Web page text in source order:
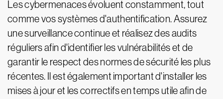
Les cybermenaces évoluent constamment, tout
comme vos systèmes d'authentification. Assurez
une surveillance continue et réalisez des audits
réguliers afin d'identifier les vulnérabilités et de
garantir le respect des normes de sécurité les plus
récentes. Il est également important d'installer les
mises à jour et les correctifs en temps utile afin de